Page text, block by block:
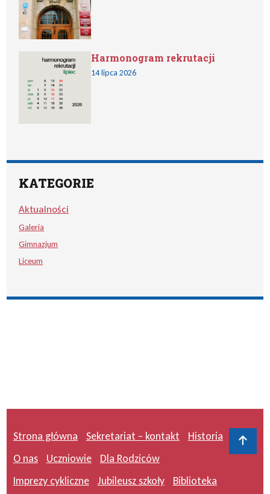
Harmonogram rekrutacji
14 lipca 2026
KATEGORIE
Aktualności
Galeria
Gimnazjum
Liceum
Strona główna Sekretariat – kontakt
Historia
O nas
Uczniowie
Dla Rodziców
Imprezy cykliczne
Jubileusz szkoły Biblioteka
Do